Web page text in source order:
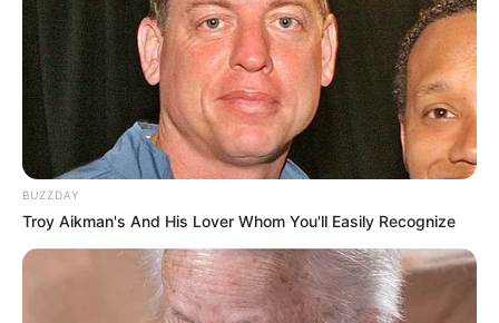
BUZZDAY
Troy Aikman's And His Lover Whom You'll Easily Recognize